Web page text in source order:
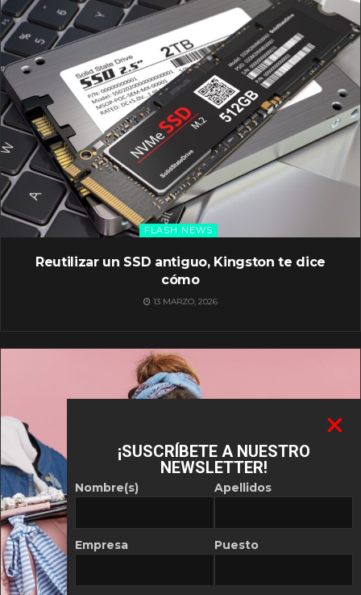
FLASH NEWS
Reutilizar un SSD antiguo, Kingston te dice
cómo
13 MARZO, 2026
¡SUSCRÍBETE A NUESTRO
NEWSLETTER!
Nombre(s)
Empresa
Apellidos
Puesto